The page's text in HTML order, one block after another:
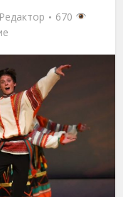
Редактор
670